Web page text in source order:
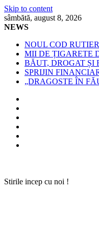
Skip to content
sâmbătă, august 8, 2026
NEWS
NOUL COD
MII DE ȚIGARETE
BĂUT, DROGAT ȘI
SPRIJIN
„DRAGOSTE ÎN
Stirile incep cu noi !